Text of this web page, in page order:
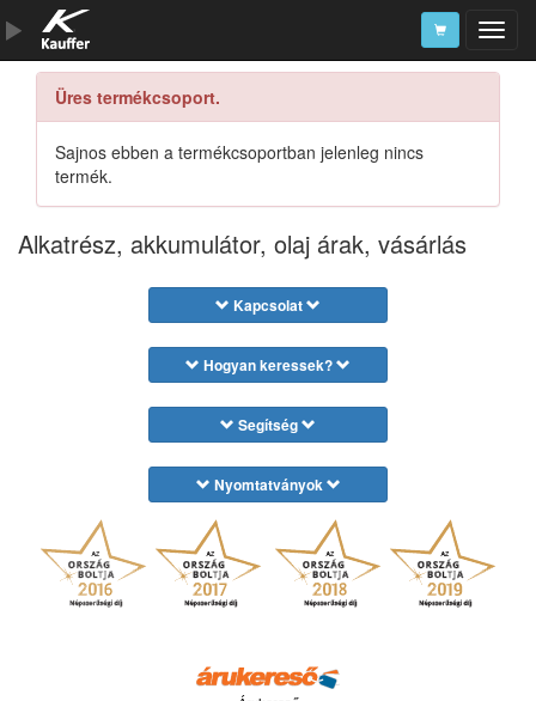
Szerszámkatalógus
Kosár
Alkatrészek
Üres termékcsoport.
Sajnos ebben a termékcsoportban jelenleg nincs
termék.
Alkatrész, akkumulátor, olaj árak, vásárlás
Kapcsolat
Hogyan keressek?
Segítség
Nyomtatványok